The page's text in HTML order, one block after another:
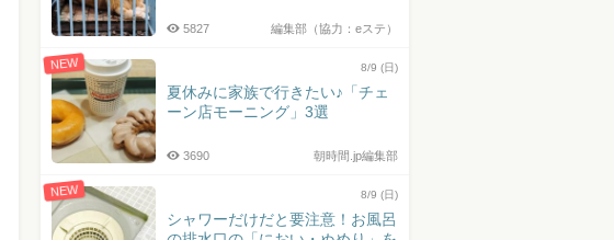
編集部（協力：eステ）
5827
NEW 8/9 (日)
夏休みに家族で行きたい♪「チェ
ーン店モーニング」3選
朝時間.jp編集部
3690
NEW 8/9 (日)
シャワーだけだと要注意！お風呂